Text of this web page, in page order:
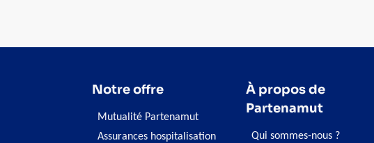
…) versées par votre mutuelle.
Notre offre
Mutualité Partenamut
Assurances hospitalisation
À propos de
Partenamut
Qui sommes-nous ?